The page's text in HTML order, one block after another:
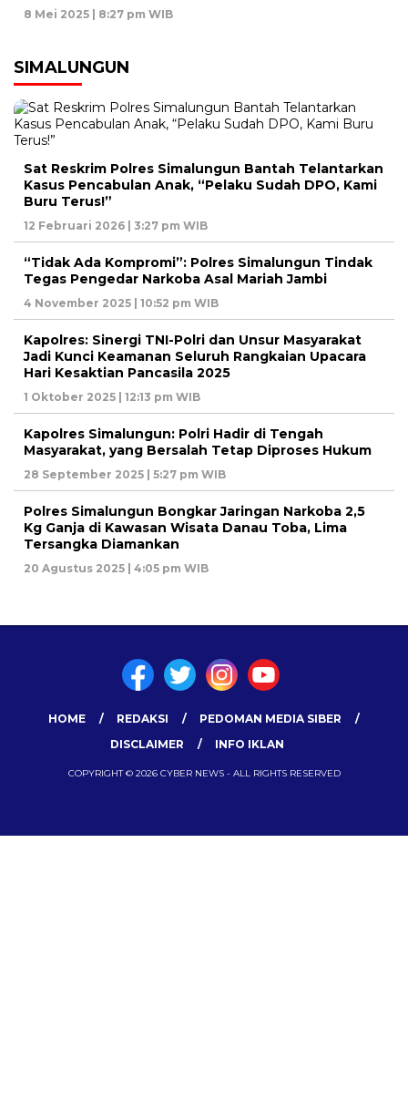
8 Mei 2025 | 8:27 pm WIB
SIMALUNGUN
Sat Reskrim Polres Simalungun Bantah Telantarkan
Kasus Pencabulan Anak, “Pelaku Sudah DPO, Kami
Buru Terus!”
12 Februari 2026 | 3:27 pm WIB
“Tidak Ada Kompromi”: Polres Simalungun Tindak
Tegas Pengedar Narkoba Asal Mariah Jambi
4 November 2025 | 10:52 pm WIB
Kapolres: Sinergi TNI-Polri dan Unsur Masyarakat
Jadi Kunci Keamanan Seluruh Rangkaian Upacara
Hari Kesaktian Pancasila 2025
1 Oktober 2025 | 12:13 pm WIB
Kapolres Simalungun: Polri Hadir di Tengah
Masyarakat, yang Bersalah Tetap Diproses Hukum
28 September 2025 | 5:27 pm WIB
Polres Simalungun Bongkar Jaringan Narkoba 2,5
Kg Ganja di Kawasan Wisata Danau Toba, Lima
Tersangka Diamankan
20 Agustus 2025 | 4:05 pm WIB
HOME REDAKSI
PEDOMAN MEDIA SIBER
DISCLAIMER
INFO IKLAN
COPYRIGHT © 2026 CYBER NEWS - ALL RIGHTS RESERVED